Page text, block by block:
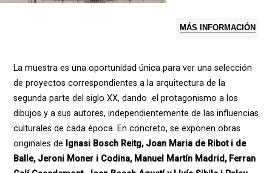
MÁS INFORMACIÓN
La muestra es una oportunidad única para ver una selección
de proyectos correspondientes a la arquitectura de la
segunda parte del siglo XX, dando el protagonismo a los
dibujos y a sus autores, independientemente de las influencias
culturales de cada época. En concreto, se exponen obras
originales de Ignasi Bosch Reitg, Joan Maria de Ribot i de
Balle, Jeroni Moner i Codina, Manuel Martín Madrid, Ferran